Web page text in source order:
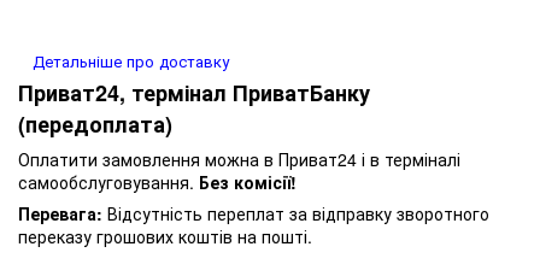
Детальніше про доставку
Приват24, термінал ПриватБанку
(передоплата)
Оплатити замовлення можна в Приват24 і в терміналі
самообслуговування. Без комісії!
Перевага: Відсутність переплат за відправку зворотного
переказу грошових коштів на пошті.